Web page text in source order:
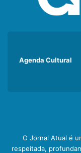
Agenda Cultural
O Jornal Atual é
respeitada,